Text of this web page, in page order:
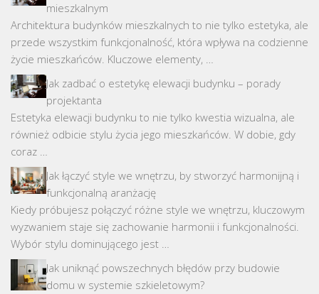
mieszkalnym
Architektura budynków mieszkalnych to nie tylko estetyka, ale
przede wszystkim funkcjonalność, która wpływa na codzienne
życie mieszkańców. Kluczowe elementy, …
Jak zadbać o estetykę elewacji budynku – porady
projektanta
Estetyka elewacji budynku to nie tylko kwestia wizualna, ale
również odbicie stylu życia jego mieszkańców. W dobie, gdy
coraz …
Jak łączyć style we wnętrzu, by stworzyć harmonijną i
funkcjonalną aranżację
Kiedy próbujesz połączyć różne style we wnętrzu, kluczowym
wyzwaniem staje się zachowanie harmonii i funkcjonalności.
Wybór stylu dominującego jest …
Jak uniknąć powszechnych błędów przy budowie
domu w systemie szkieletowym?